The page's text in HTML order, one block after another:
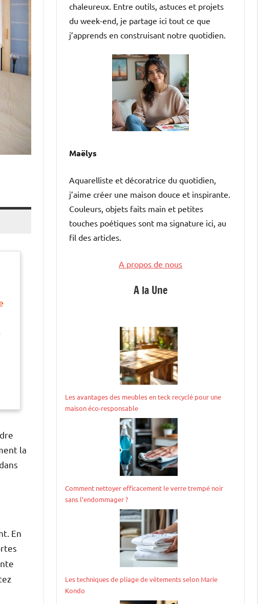
la
En
chaleureux. Entre outils, astuces et projets
du week-end, je partage ici tout ce que
j’apprends en construisant notre quotidien.
Maëlys
Aquarelliste et décoratrice du quotidien,
j’aime créer une maison douce et inspirante.
Couleurs, objets faits main et petites
touches poétiques sont ma signature ici, au
fil des articles.
A propos de nous
A la Une
Les avantages des meubles en teck recyclé pour une
maison éco-responsable
Comment nettoyer efficacement le verre trempé noir
sans l’endommager ?
Les techniques de pliage de vêtements selon Marie
Kondo